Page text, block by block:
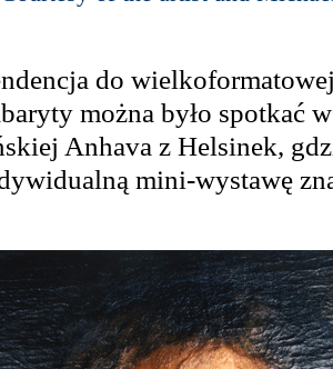
do
można było spotkać
Anhava z Helsinek,
mini-wystawę